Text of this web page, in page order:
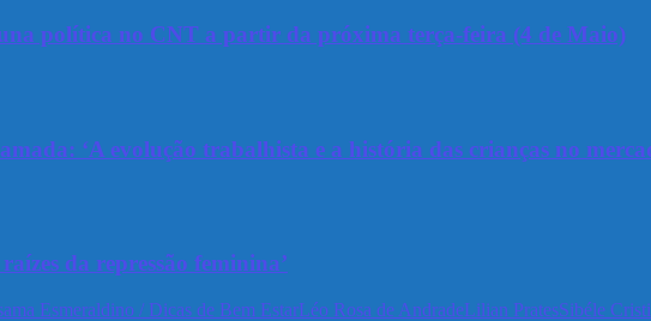
política no CNT a partir da próxima terça-feira (4 de Maio)
‘A evolução trabalhista e a história das crianças no
da repressão feminina’
Esmeraldino / Dicas de Bem EstarLéo Rosa de AndradeLilian PratesSibéle